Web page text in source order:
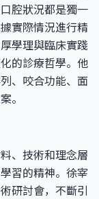
腔狀況都是獨一
實際情況進行精
學理與臨床實踐
的診療哲學。他
、咬合功能、面
。
、技術和理念層
習的精神。徐宰
研討會，不斷引